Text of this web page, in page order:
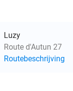
Luzy
Route d'Autun 27
Routebeschrijving